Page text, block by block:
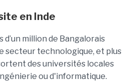
en Inde
d’un million de Bangalorais
secteur technologique, et plus
des universités locales
ou d'informatique.